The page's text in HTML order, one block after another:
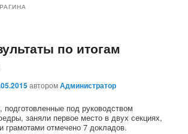
по итогам
авторомАдминистратор
под руководством
заняли первое место в двух секциях,
грамотами отмечено 7 докладов.